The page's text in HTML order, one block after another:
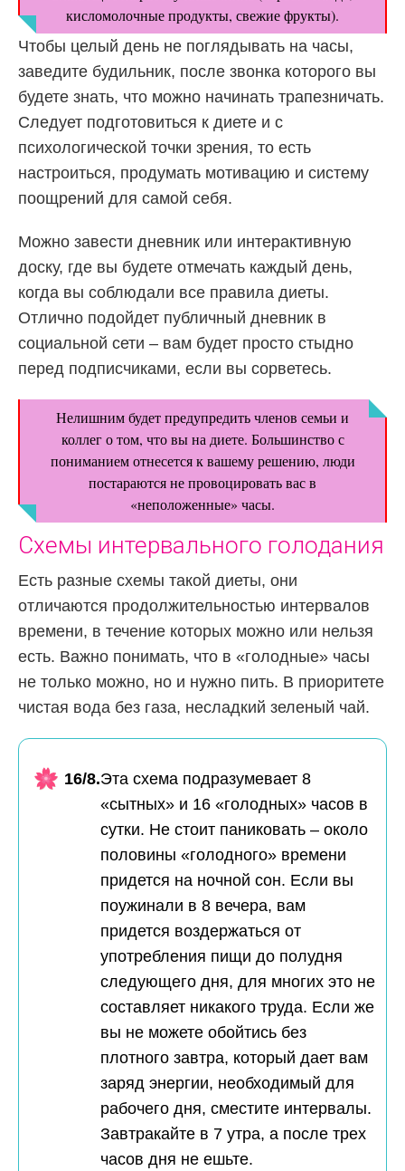
кисломолочные продукты, свежие фрукты).
Чтобы целый день не поглядывать на часы,
заведите будильник, после звонка которого вы
будете знать, что можно начинать трапезничать.
Следует подготовиться к диете и с
психологической точки зрения, то есть
настроиться, продумать мотивацию и систему
поощрений для самой себя.
Можно завести дневник или интерактивную
доску, где вы будете отмечать каждый день,
когда вы соблюдали все правила диеты.
Отлично подойдет публичный дневник в
социальной сети – вам будет просто стыдно
перед подписчиками, если вы сорветесь.
Нелишним будет предупредить членов семьи и
коллег о том, что вы на диете. Большинство с
пониманием отнесется к вашему решению, люди
постараются не провоцировать вас в
«неположенные» часы.
Схемы интервального голодания
Есть разные схемы такой диеты, они
отличаются продолжительностью интервалов
времени, в течение которых можно или нельзя
есть. Важно понимать, что в «голодные» часы
не только можно, но и нужно пить. В приоритете
чистая вода без газа, несладкий зеленый чай.
16/8.Эта схема подразумевает 8
«сытных» и 16 «голодных» часов в
сутки. Не стоит паниковать – около
половины «голодного» времени
придется на ночной сон. Если вы
поужинали в 8 вечера, вам
придется воздержаться от
употребления пищи до полудня
следующего дня, для многих это не
составляет никакого труда. Если же
вы не можете обойтись без
плотного завтра, который дает вам
заряд энергии, необходимый для
рабочего дня, сместите интервалы.
Завтракайте в 7 утра, а после трех
часов дня не ешьте.